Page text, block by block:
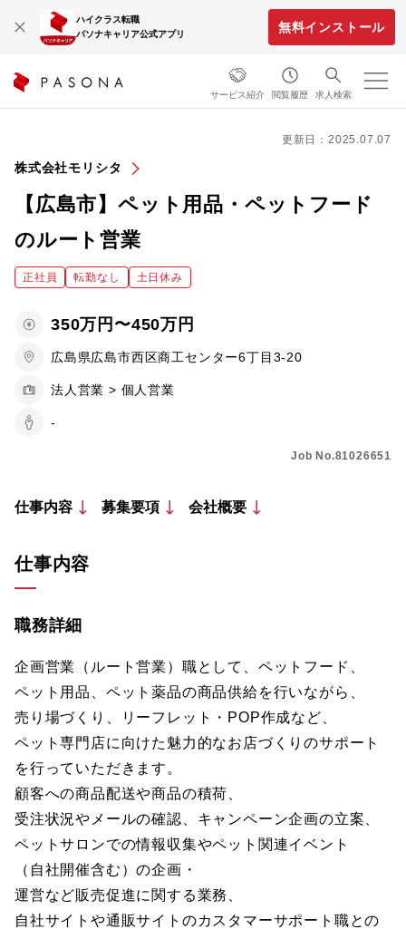
ハイクラス転職
パソナキャリア公式アプリ
無料インストール
サービス紹介 閲覧履歴 求人検索
更新日：2025.07.07
株式会社モリシタ
【広島市】ペット用品・ペットフード
のルート営業
正社員 転勤なし 土日休み
350万円〜450万円
広島県広島市西区商工センター6丁目3-20
法人営業 > 個人営業
-
Job No.81026651
仕事内容 募集要項 会社概要
仕事内容
職務詳細
企画営業（ルート営業）職として、ペットフード、
ペット用品、ペット薬品の商品供給を行いながら、
売り場づくり、リーフレット・POP作成など、
ペット専門店に向けた魅力的なお店づくりのサポート
を行っていただきます。
顧客への商品配送や商品の積荷、
受注状況やメールの確認、キャンペーン企画の立案、
ペットサロンでの情報収集やペット関連イベント
（自社開催含む）の企画・
運営など販売促進に関する業務、
自社サイトや通販サイトのカスタマーサポート職との